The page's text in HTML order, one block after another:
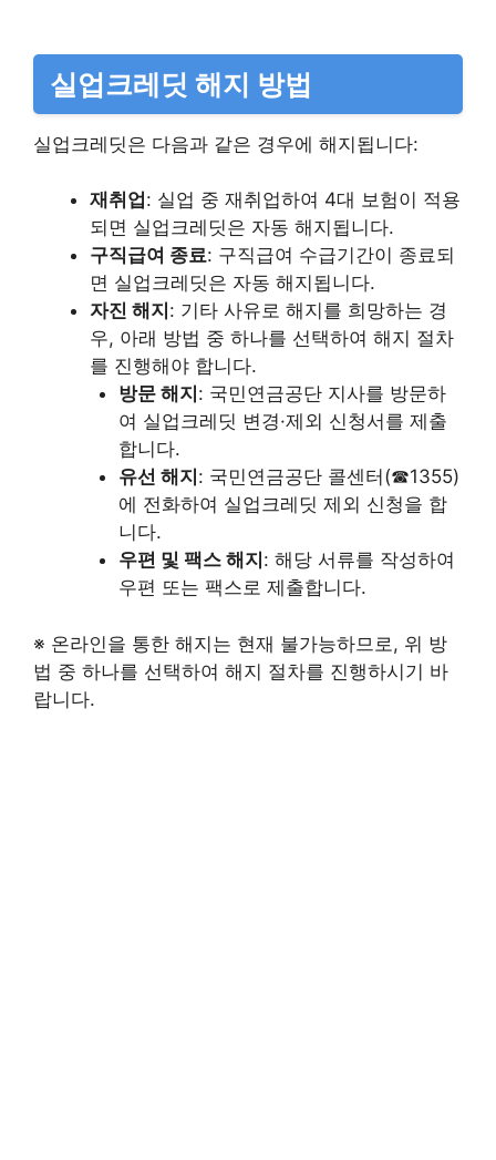
실업크레딧 해지 방법
실업크레딧은 다음과 같은 경우에 해지됩니다:
재취업 : 실업 중 재취업하여 4대 보험이 적용
되면 실업크레딧은 자동 해지됩니다.
구직급여 종료: 구직급여 수급기간이 종료되
면 실업크레딧은 자동 해지됩니다.
자진 해지 : 기타 사유로 해지를 희망하는 경
우, 아래 방법 중 하나를 선택하여 해지 절차
를 진행해야 합니다.
방문 해지 : 국민연금공단 지사를 방문하
여 실업크레딧 변경·제외 신청서를 제출
합니다.
유선 해지 : 국민연금공단 콜센터(☎1355)
에 전화하여 실업크레딧 제외 신청을 합
니다.
우편 및 팩스 해지 : 해당 서류를 작성하여
우편 또는 팩스로 제출합니다.
※ 온라인을 통한 해지는 현재 불가능하므로, 위 방
법 중 하나를 선택하여 해지 절차를 진행하시기 바
랍니다.